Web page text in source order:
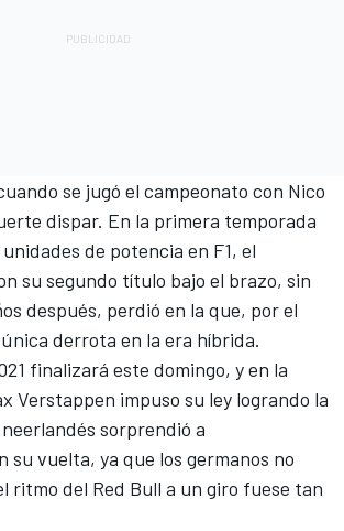
se jugó el campeonato con Nico
dispar. En la primera temporada
de potencia en F1, el
su segundo título bajo el brazo, sin
después, perdió en la que, por el
derrota en la era híbrida.
finalizará este domingo, y en la
Verstappen impuso su ley logrando la
sorprendió a
su vuelta, ya que los germanos no
ritmo del Red Bull a un giro fuese tan